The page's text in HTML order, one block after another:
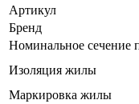
Артикул
Бренд
Номинальное сечение
Изоляция жилы
Маркировка жилы